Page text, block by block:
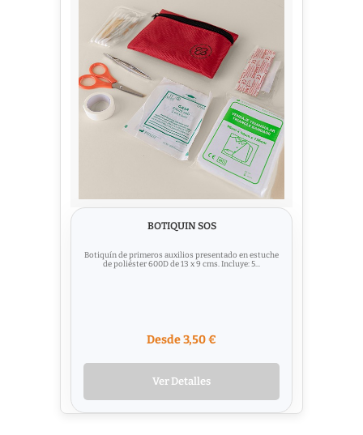
BOTIQUIN SOS
Botiquín de primeros auxilios presentado en estuche
de poliéster 600D de 13 x 9 cms. Incluye: 5...
Desde 3,50 €
Ver Detalles